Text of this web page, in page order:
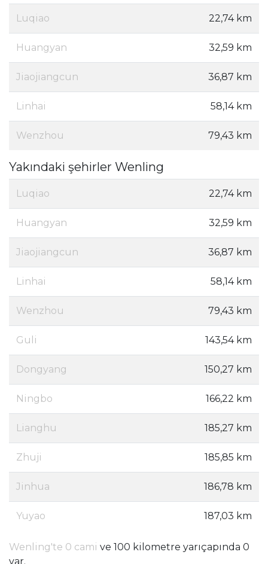
Luqiao 22,74 km
Huangyan 32,59 km
Jiaojiangcun 36,87 km
Linhai 58,14 km
Wenzhou 79,43 km
Yakındaki şehirler Wenling
Luqiao 22,74 km
Huangyan 32,59 km
Jiaojiangcun 36,87 km
Linhai 58,14 km
Wenzhou 79,43 km
Guli 143,54 km
Dongyang 150,27 km
Ningbo 166,22 km
Lianghu 185,27 km
Zhuji 185,85 km
Jinhua 186,78 km
Yuyao 187,03 km
Wenling'te 0 cami ve 100 kilometre yarıçapında 0
var.